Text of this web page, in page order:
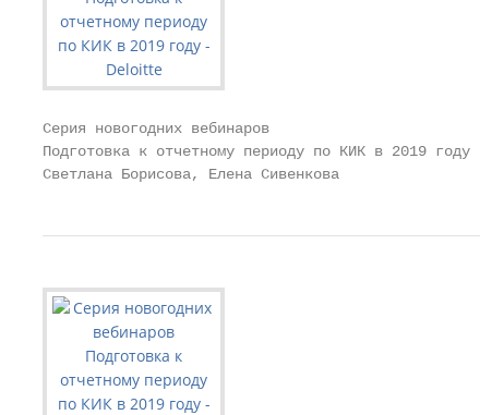
Серия новогодних вебинаров
Подготовка к отчетному периоду по КИК в 2019 году
Светлана Борисова, Елена Сивенкова